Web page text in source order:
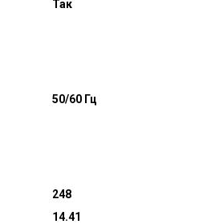
Так
50/60 Гц
248
14.41